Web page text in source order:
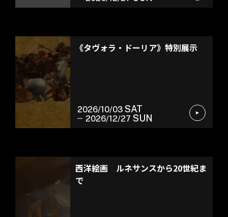
《タヴォラ・ドーリア》特別展示
2026/10/03 SAT
2026/12/27 SUN
西洋絵画 ルネサンスから20世紀ま
で